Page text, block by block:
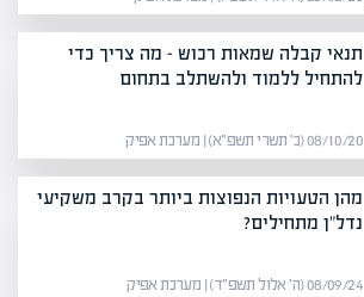
תנאי קבלה שמאות רכוש – מה צריך כדי
להתחיל ללמוד ולהשתלב בתחום
08/10/20 (כ׳ תשרי תשפ״א) | מערכת אפיק
מהן הטעויות הנפוצות ביותר בקרב משקיעי
נדל"ן מתחילים?
08/09/24 (ה׳ אלול תשפ״ד) | מערכת אפיק